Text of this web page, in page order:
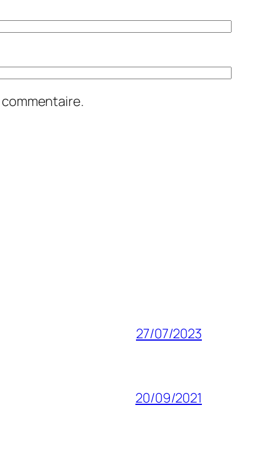
27/07/2023
20/09/2021